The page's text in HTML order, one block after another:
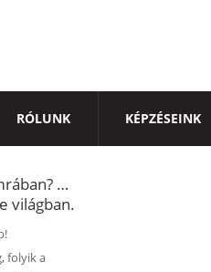
RÓLUNK KÉPZÉSEINK
…
világban.
folyik a